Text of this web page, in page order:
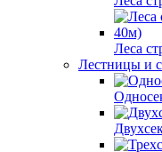
Леса
Лестницы и